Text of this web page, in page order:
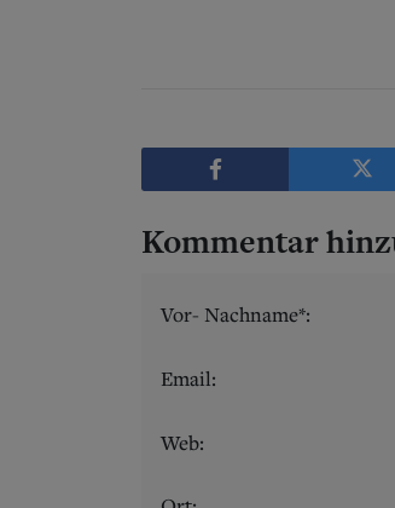
Kommentar
Vor- Nachname*:
Email:
Web: